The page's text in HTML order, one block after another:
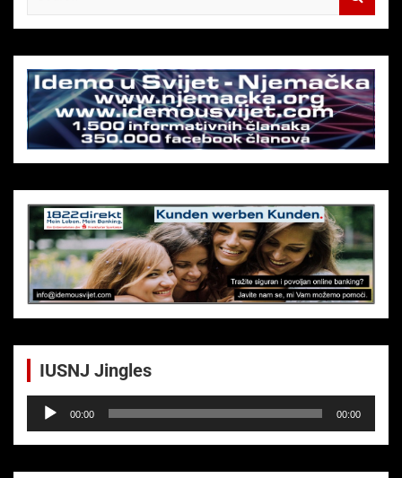
c
h
IUSNJ Jingles
Audio-
Player
00:00 00:00